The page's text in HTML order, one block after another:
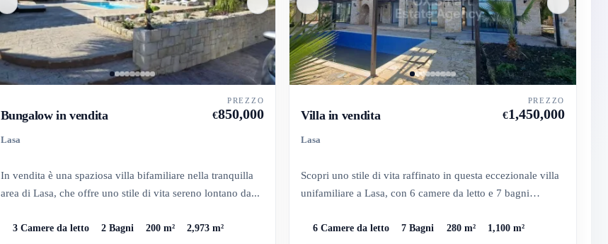
Bungalow in vendita
Lasa
PREZZO
€850,000
In vendita è una spaziosa villa bifamiliare nella tranquilla
area di Lasa, che offre uno stile di vita sereno lontano da...
3 Camere da letto 2 Bagni 200 m² 2,973 m²
Villa in vendita
Lasa
PREZZO
€1,450,000
Scopri uno stile di vita raffinato in questa eccezionale villa
unifamiliare a Lasa, con 6 camere da letto e 7 bagni
6 Camere da letto 7 Bagni 280 m² 1,100 m²